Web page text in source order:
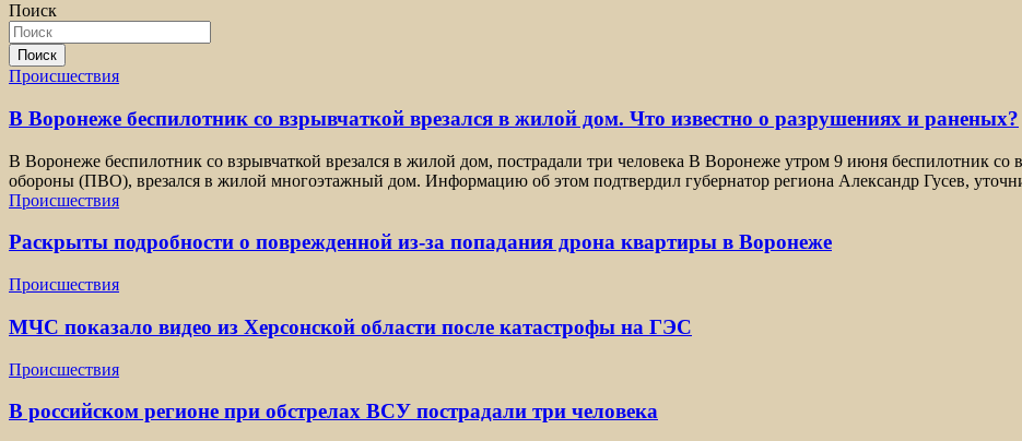
Поиск
Поиск
Происшествия
В Воронеже беспилотник со взрывчаткой врезался в жилой дом. Что известно о разрушениях и раненых?
В Воронеже беспилотник со взрывчаткой врезался в жилой дом, пострадали три человека В Воронеже утром 9 июня беспилотник со
обороны (ПВО), врезался в жилой многоэтажный дом. Информацию об этом подтвердил губернатор региона Александр Гусев,
Происшествия
Раскрыты подробности о поврежденной из-за попадания дрона квартиры в Воронеже
Происшествия
МЧС показало видео из Херсонской области после катастрофы на ГЭС
Происшествия
В российском регионе при обстрелах ВСУ пострадали три человека